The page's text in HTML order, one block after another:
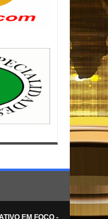
EM FOCO -